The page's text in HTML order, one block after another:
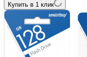
Купить в 1 клик